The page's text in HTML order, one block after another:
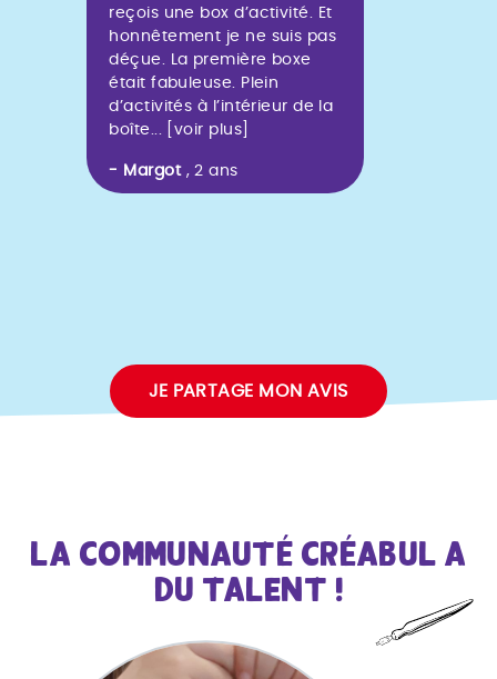
reçois une box d’activité. Et
honnêtement je ne suis pas
déçue. La première boxe
était fabuleuse. Plein
d’activités à l’intérieur de la
boîte... [voir plus]
- Margot , 2 ans
JE PARTAGE MON AVIS
LA COMMUNAUTÉ CRÉABUL A
DU TALENT !